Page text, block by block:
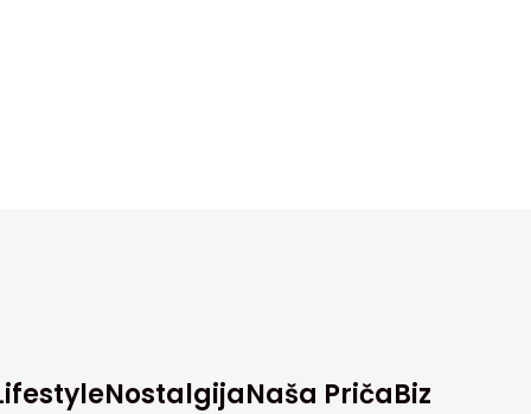
NostalgijaNaša PričaBiz